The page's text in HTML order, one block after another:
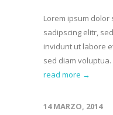
Lorem ipsum dolor
sadipscing elitr,
invidunt ut labore
sed diam voluptua.
read more →
14 MARZO, 2014